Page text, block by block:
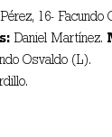
16-
Daniel Martínez.
Osvaldo (L).